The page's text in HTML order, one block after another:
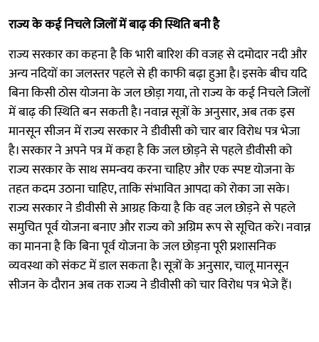
राज्य के कई निचले जिलों में बाढ़ कीस्थिति बनी है
राज्य सरकार का कहना है कि भारी बारिश की वजह से दमोदार नदी और
अन्य नदियों का जलस्तर पहले से ही काफी बढ़ा हुआ है। इसके बीच यदि
बिना किसी ठोस योजना के जल छोड़ा गया, तो राज्य के कई निचले जिलों
में बाढ़ की स्थिति बन सकती है। नवान्न सूत्रों के अनुसार, अब तक इस
मानसून सीजन में राज्य सरकार ने डीवीसी को चार बार विरोध पत्र भेजा
है। सरकार ने अपने पत्र में कहा है कि जल छोड़ने से पहले डीवीसी को
राज्य सरकार के साथ समन्वय करना चाहिए और एक स्पष्ट योजना के
तहत कदम उठाना चाहिए, ताकि संभावित आपदा को रोका जा सके।
राज्य सरकार ने डीवीसी से आग्रह किया है कि वह जल छोड़ने से पहले
समुचित पूर्व योजना बनाए और राज्य को अग्रिम रूप से सूचित करे। नवान्न
का मानना है कि बिना पूर्व योजना के जल छोड़ना पूरी प्रशासनिक
व्यवस्था को संकट में डाल सकता है। सूत्रों के अनुसार, चालू मानसून
सीजन के दौरान अब तक राज्य ने डीवीसी को चार विरोध पत्र भेजे हैं।